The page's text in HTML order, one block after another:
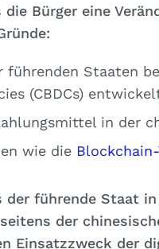
Bürger eine
führenden Staaten
(CBDCs)
in der
wie die
führende Staat
der
Einsatzzweck der